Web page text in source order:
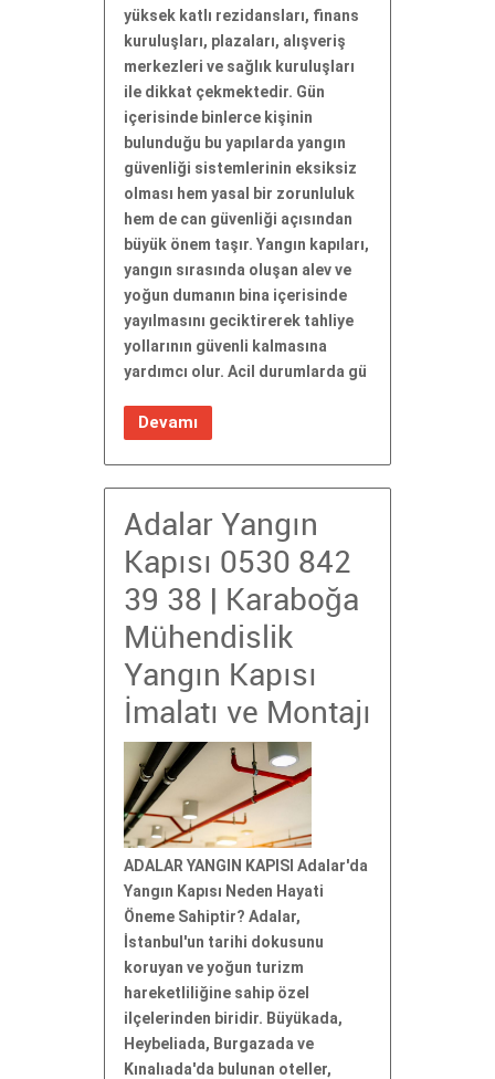
yüksek katlı rezidansları, finans
kuruluşları, plazaları, alışveriş
merkezleri ve sağlık kuruluşları
ile dikkat çekmektedir. Gün
içerisinde binlerce kişinin
bulunduğu bu yapılarda yangın
güvenliği sistemlerinin eksiksiz
olması hem yasal bir zorunluluk
hem de can güvenliği açısından
büyük önem taşır. Yangın kapıları,
yangın sırasında oluşan alev ve
yoğun dumanın bina içerisinde
yayılmasını geciktirerek tahliye
yollarının güvenli kalmasına
yardımcı olur. Acil durumlarda gü
Devamı
Adalar Yangın
Kapısı 0530 842
39 38 | Karaboğa
Mühendislik
Yangın Kapısı
İmalatı ve Montajı
ADALAR YANGIN KAPISI Adalar'da
Yangın Kapısı Neden Hayati
Öneme Sahiptir? Adalar,
İstanbul'un tarihi dokusunu
koruyan ve yoğun turizm
hareketliliğine sahip özel
ilçelerinden biridir. Büyükada,
Heybeliada, Burgazada ve
Kınalıada'da bulunan oteller,